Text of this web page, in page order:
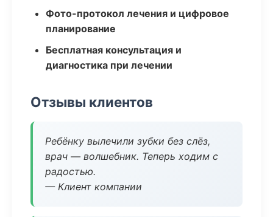
Фото-протокол лечения и цифровое
планирование
Бесплатная консультация и
диагностика при лечении
Отзывы клиентов
Ребёнку вылечили зубки без слёз,
врач — волшебник. Теперь ходим с
радостью.
— Клиент компании